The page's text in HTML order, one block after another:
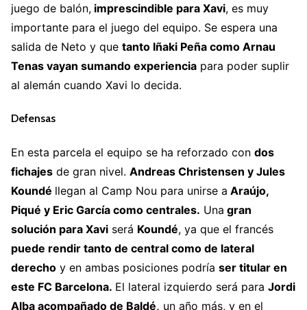
juego de balón, imprescindible para Xavi, es muy
importante para el juego del equipo. Se espera una
salida de Neto y que tanto Iñaki Peña como Arnau
Tenas vayan sumando experiencia para poder suplir
al alemán cuando Xavi lo decida.
Defensas
En esta parcela el equipo se ha reforzado con dos
fichajes de gran nivel. Andreas Christensen y Jules
Koundé llegan al Camp Nou para unirse a Araújo,
Piqué y Eric García como centrales. Una gran
solución para Xavi será Koundé, ya que el francés
puede rendir tanto de central como de lateral
derecho y en ambas posiciones podría ser titular en
este FC Barcelona. El lateral izquierdo será para Jordi
Alba acompañado de Baldé, un año más, y en el